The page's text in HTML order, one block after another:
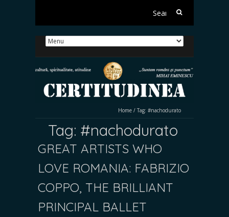
Search
Home / Tag: #nachodurato
Tag: #nachodurato
GREAT ARTISTS WHO
LOVE ROMANIA: FABRIZIO
COPPO, THE BRILLIANT
PRINCIPAL BALLET